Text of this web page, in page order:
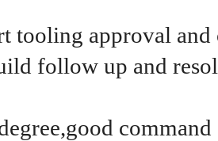
tooling approval
follow up and